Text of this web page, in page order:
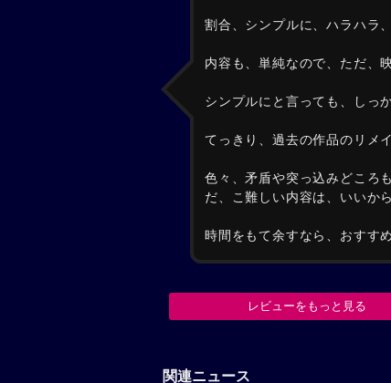
割合、シンプルに、ハラハラ
内容も、単純なので、ただ、
シンプルにと言っても、しっ
てっきり、過去の作品のリメ
色々、矛盾や突っ込みどころ
だ、こ難しい内容は、いいか
時間をもて余すなら、おすす
レビューをもっと見る
関連ニュース